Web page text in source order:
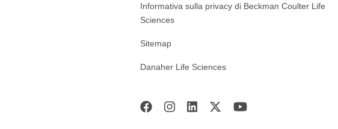
Informativa sulla privacy di Beckman Coulter Life
Sciences
Sitemap
Danaher Life Sciences